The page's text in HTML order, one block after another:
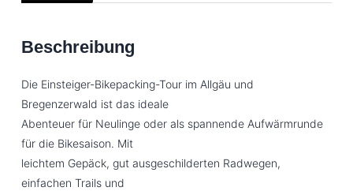
Beschreibung
Die Einsteiger-Bikepacking-Tour im Allgäu und
Bregenzerwald ist das ideale
Abenteuer für Neulinge oder als spannende Aufwärmrunde
für die Bikesaison. Mit
leichtem Gepäck, gut ausgeschilderten Radwegen,
einfachen Trails und